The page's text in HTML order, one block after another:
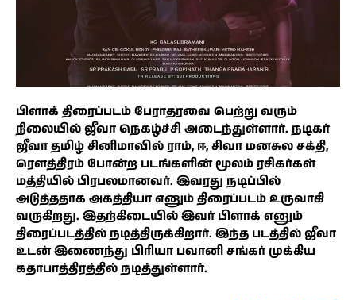
பிளாக் திரைப்படம் பேராதரவை பெற்று வரும்
நிலையில் ஜீவா நெகழ்ச்சி அடைந்துள்ளார். நடிகர்
ஜீவா தமிழ் சினிமாவில் ராம், ஈ, சிவா மனசுல சக்தி,
ரௌத்திரம் போன்ற படங்களின் மூலம் ரசிகர்கள்
மத்தியில் பிரபலமானவர். இவரது நடிப்பில்
அடுத்ததாக அகத்தியா எனும் திரைப்படம் உருவாகி
வருகிறது. இதற்கிடையில் இவர் பிளாக் எனும்
திரைப்படத்தில் நடித்திருக்கிறார். இந்த படத்தில் ஜீவா
உடன் இணைந்து பிரியா பவானி சங்கர் முக்கிய
கதாபாத்திரத்தில் நடித்துள்ளார்.